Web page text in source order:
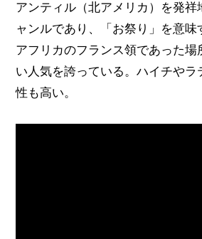
アンティル（北アメリカ）を発祥
ャンルであり、「お祭り」を意味
アフリカのフランス領であった場
い人気を誇っている。ハイチやラ
性も高い。